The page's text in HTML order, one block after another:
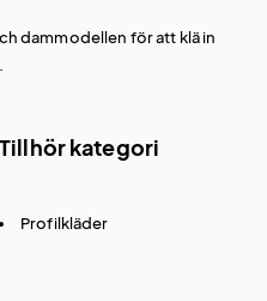
dammodellen för att klä in
Tillhör kategori
Profilkläder